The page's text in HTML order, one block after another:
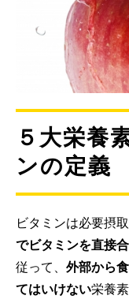
５大栄養
ンの定義
ビタミンは必要摂
でビタミンを直接
従って、 外部から
てはいけない栄養